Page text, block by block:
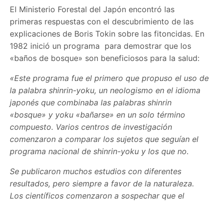
El Ministerio Forestal del Japón encontró las
primeras respuestas con el descubrimiento de las
explicaciones de Boris Tokin sobre las fitoncidas. En
1982 inició un programa para demostrar que los
«baños de bosque» son beneficiosos para la salud:
«Este programa fue el primero que propuso el uso de
la palabra shinrin-yoku, un neologismo en el idioma
japonés que combinaba las palabras shinrin
«bosque» y yoku «bañarse» en un solo término
compuesto. Varios centros de investigación
comenzaron a comparar los sujetos que seguían el
programa nacional de shinrin-yoku y los que no.
Se publicaron muchos estudios con diferentes
resultados, pero siempre a favor de la naturaleza.
Los científicos comenzaron a sospechar que el